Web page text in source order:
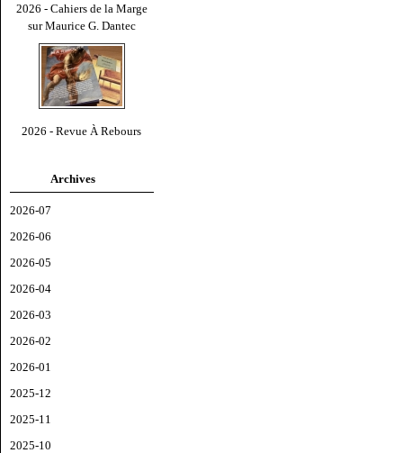
2026 - Cahiers de la Marge
sur Maurice G. Dantec
2026 - Revue À Rebours
Archives
2026-07
2026-06
2026-05
2026-04
2026-03
2026-02
2026-01
2025-12
2025-11
2025-10